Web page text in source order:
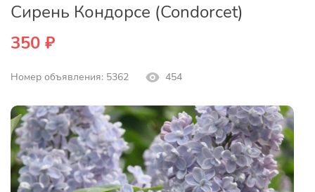
Сирень Кондорсе (Condorcet)
350 ₽
Номер объявления: 5362 454